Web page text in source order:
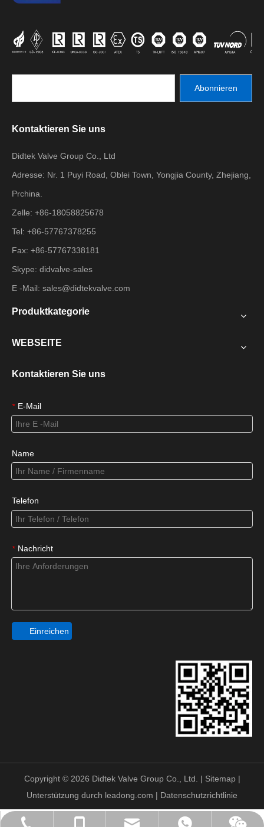
Abonnieren
Kontaktieren Sie uns
Didtek Valve Group Co., Ltd
Adresse: Nr. 1 Puyi Road, Oblei Town, Yongjia County, Zhejiang,
Prchina.
Zelle: +86-18058825678
Tel: +86-57767378255
Fax: +86-57767338181
Skype: didvalve-sales
E -Mail: sales@didtekvalve.com
Produktkategorie
WEBSEITE
Kontaktieren Sie uns
* E-Mail
Name
Telefon
* Nachricht
Einreichen
Copyright © 2026 Didtek Valve Group Co., Ltd. | Sitemap |
Unterstützung durch leadong.com | Datenschutzrichtlinie